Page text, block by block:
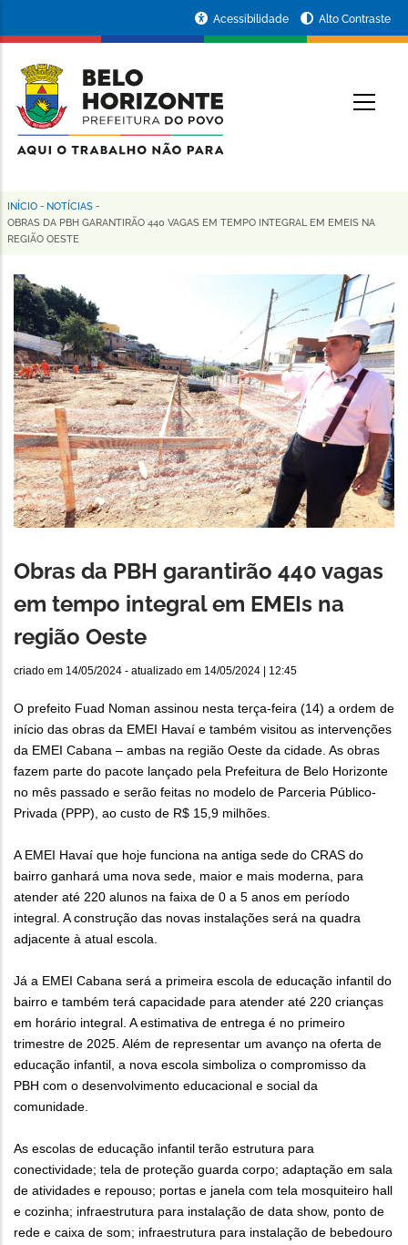
conteúdo
principal
da
Prefeitura
de
Horizonte
Acessibilidade Alto Contraste
Trilha
de
navegação
INÍCIO - NOTÍCIAS -
OBRAS DA PBH GARANTIRÃO 440 VAGAS EM TEMPO INTEGRAL EM EMEIS NA
REGIÃO OESTE
Obras da PBH garantirão 440 vagas
em tempo integral em EMEIs na
região Oeste
criado em 14/05/2024 - atualizado em 14/05/2024 | 12:45
O prefeito Fuad Noman assinou nesta terça-feira (14) a ordem de
início das obras da EMEI Havaí e também visitou as intervenções
da EMEI Cabana – ambas na região Oeste da cidade. As obras
fazem parte do pacote lançado pela Prefeitura de Belo Horizonte
no mês passado e serão feitas no modelo de Parceria Público-
Privada (PPP), ao custo de R$ 15,9 milhões.
A EMEI Havaí que hoje funciona na antiga sede do CRAS do
bairro ganhará uma nova sede, maior e mais moderna, para
atender até 220 alunos na faixa de 0 a 5 anos em período
integral. A construção das novas instalações será na quadra
adjacente à atual escola.
Já a EMEI Cabana será a primeira escola de educação infantil do
bairro e também terá capacidade para atender até 220 crianças
em horário integral. A estimativa de entrega é no primeiro
trimestre de 2025. Além de representar um avanço na oferta de
educação infantil, a nova escola simboliza o compromisso da
PBH com o desenvolvimento educacional e social da
comunidade.
As escolas de educação infantil terão estrutura para
conectividade; tela de proteção guarda corpo; adaptação em sala
de atividades e repouso; portas e janela com tela mosquiteiro hall
e cozinha; infraestrutura para instalação de data show, ponto de
rede e caixa de som; infraestrutura para instalação de bebedouro